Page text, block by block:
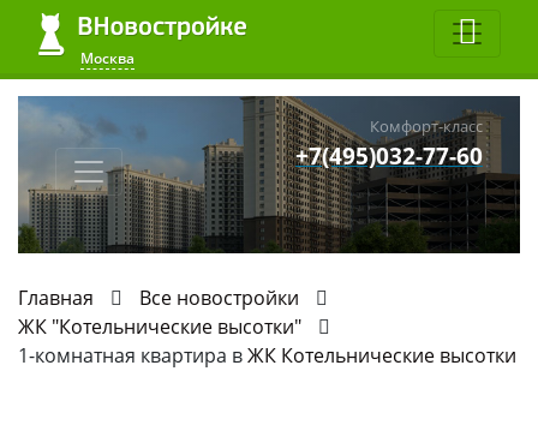
Москва
Комфорт-класс
+7(495)032-77-60
Главная
Все новостройки
ЖК "Котельнические высотки"
1-комнатная квартира вЖК Котельнические высотки